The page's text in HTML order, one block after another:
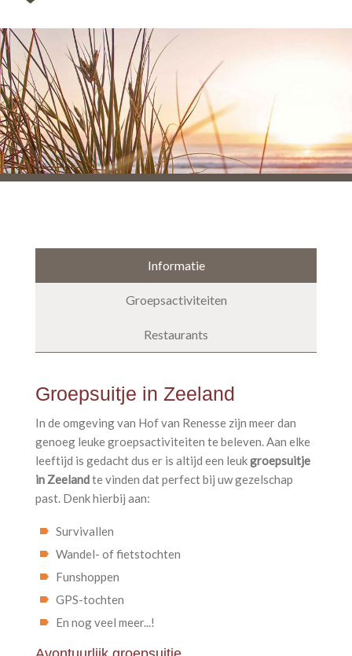
Informatie
Groepsactiviteiten
Restaurants
Groepsuitje in Zeeland
In de omgeving van Hof van Renesse zijn meer dan
genoeg leuke groepsactiviteiten te beleven. Aan elke
leeftijd is gedacht dus er is altijd een leukgroepsuitje
in Zeelandte vinden dat perfect bij uw gezelschap
past. Denk hierbij aan:
Survivallen
Wandel- of fietstochten
Funshoppen
GPS-tochten
En nog veel meer...!